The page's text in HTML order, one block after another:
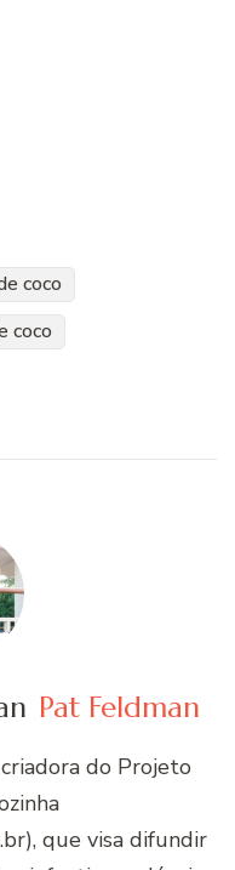
coco
coco
Pat Feldman
do Projeto
que visa difundir